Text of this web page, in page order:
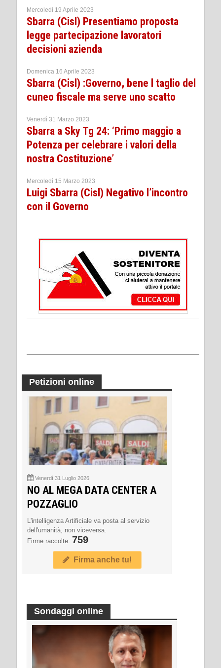
Mercoledì 19 Aprile 2023
Sbarra (Cisl) Presentiamo proposta
legge partecipazione lavoratori
decisioni azienda
Domenica 16 Aprile 2023
Sbarra (Cisl) :Governo, bene l taglio del
cuneo fiscale ma serve uno scatto
Venerdì 31 Marzo 2023
Sbarra a Sky Tg 24: ‘Primo maggio a
Potenza per celebrare i valori della
nostra Costituzione’
Mercoledì 15 Marzo 2023
Luigi Sbarra (Cisl) Negativo l’incontro
con il Governo
Petizioni online
Venerdì 31 Luglio 2026
NO AL MEGA DATA CENTER A
POZZAGLIO
L'intelligenza Artificiale va posta al servizio
dell'umanità, non viceversa.
Firme raccolte: 759
Firma anche tu!
Sondaggi online